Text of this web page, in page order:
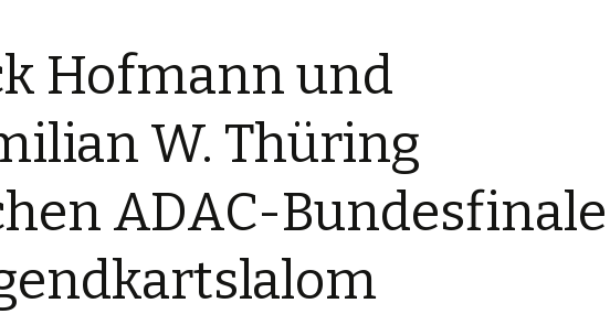
Hofmann und
W. Thüring
ADAC-Bundesfinale